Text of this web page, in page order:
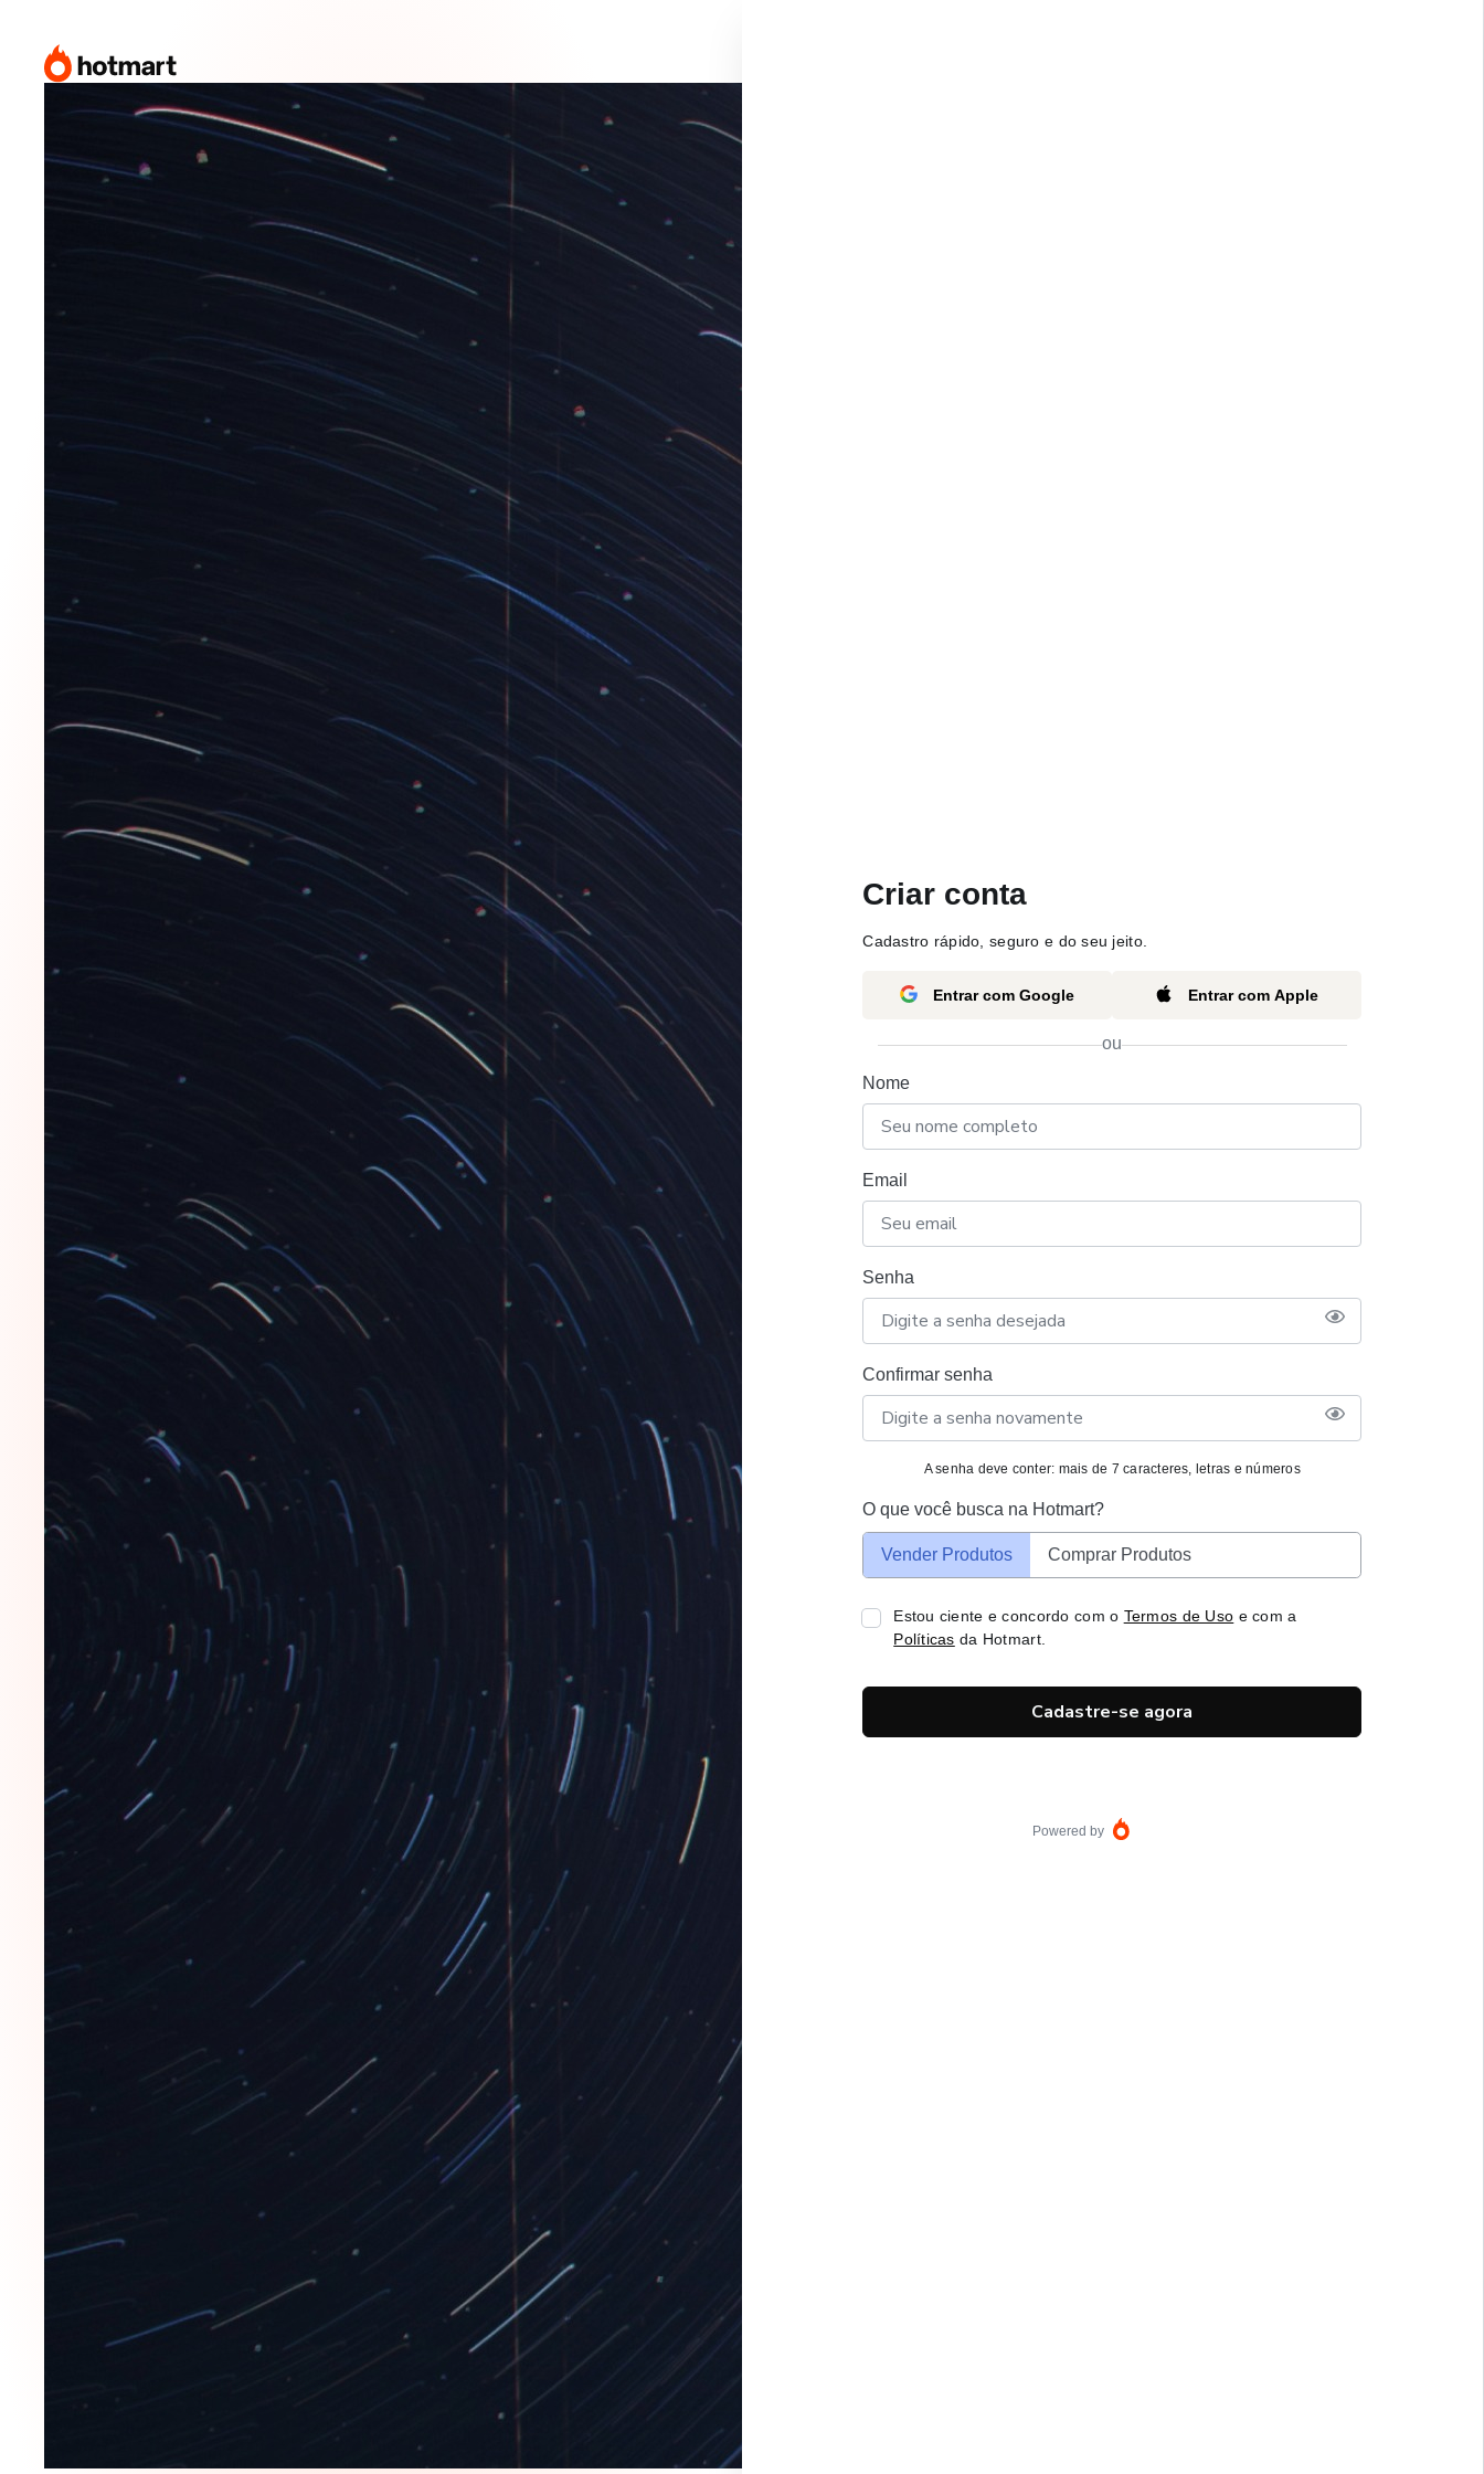
Criar conta
Cadastro rápido, seguro e do seu jeito.
Entrar com Google Entrar com Apple
ou
Nome
Email
Senha
Confirmar senha
A senha deve conter: mais de 7 caracteres, letras e números
O que você busca na Hotmart?
Vender Produtos Comprar Produtos
Estou ciente e concordo com o Termos de Uso e com a
Políticas da Hotmart.
Cadastre-se agora
Powered by